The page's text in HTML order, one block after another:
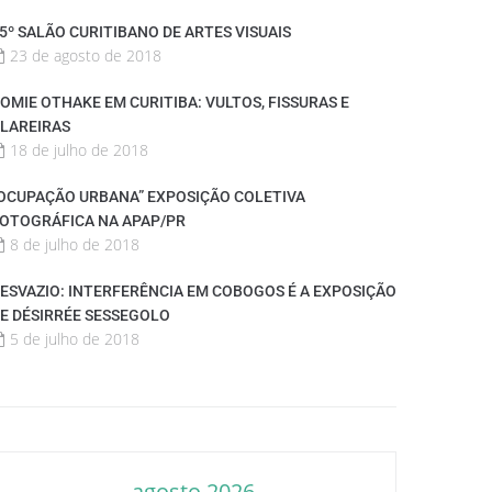
SALÃO CURITIBANO DE ARTES VISUAIS
23 de agosto de 2018
OTHAKE EM CURITIBA: VULTOS, FISSURAS E
18 de julho de 2018
URBANA” EXPOSIÇÃO COLETIVA
NA APAP/PR
8 de julho de 2018
INTERFERÊNCIA EM COBOGOS É A EXPOSIÇÃO
DÉSIRRÉE SESSEGOLO
5 de julho de 2018